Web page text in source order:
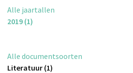
Alle jaartallen
2019 (1)
Alle documentsoorten
Literatuur (1)